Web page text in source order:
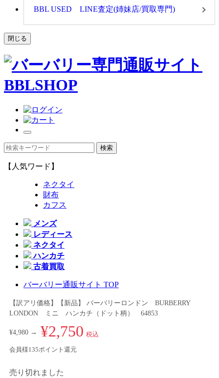
BBL USED LINE査定(姉妹店/買取専門)
閉じる
【人気ワード】
ネクタイ
財布
カフス
メンズ
レディース
ネクタイ
ハンカチ
古着買取
バーバリー通販サイト TOP
【訳アリ価格】【新品】 バーバリーロンドン BURBERRY
LONDON ミニ ハンカチ（ドット柄） 64853
¥4,980 → ¥2,750 税込
会員様135ポイント還元
売り切れました